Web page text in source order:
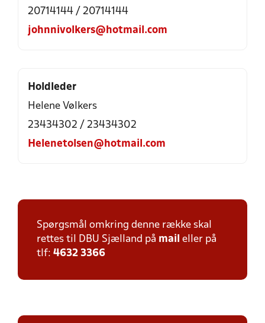
20714144 / 20714144
johnnivolkers@hotmail.com
Holdleder
Helene Vølkers
23434302 / 23434302
Helenetolsen@hotmail.com
Spørgsmål omkring denne række skal
rettes til DBU Sjælland på mail eller på
tlf: 4632 3366